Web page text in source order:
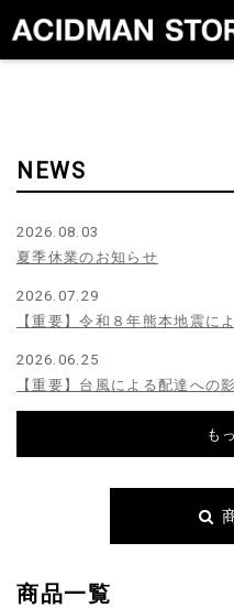
NEWS
2026.08.03
夏季休業のお知らせ
2026.07.29
【重要】令和８年熊本地震に
2026.06.25
【重要】台風による配達への
も
商品一覧